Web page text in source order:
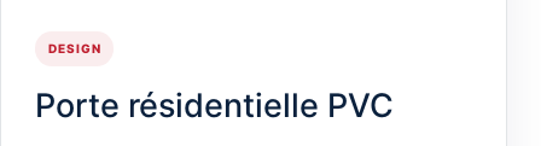
DESIGN
Porte résidentielle PVC